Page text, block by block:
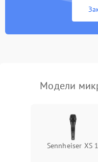
Неисправность модуля
беспроводных
микрофонов)
Модели
Sennheiser XS 1